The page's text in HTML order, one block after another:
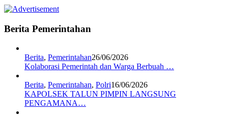
Berita Pemerintahan
Berita, Pemerintahan26/06/2026
Kolaborasi Pemerintah dan Warga Berbuah …
Berita, Pemerintahan, Polri16/06/2026
KAPOLSEK TALUN PIMPIN LANGSUNG
PENGAMANA…